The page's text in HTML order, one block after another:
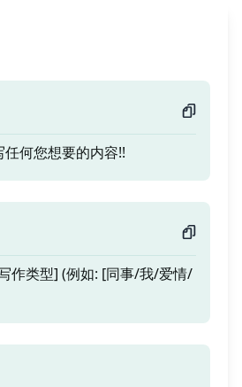
何您想要的内容!!
作类型] (例如: [同事/我/爱情/